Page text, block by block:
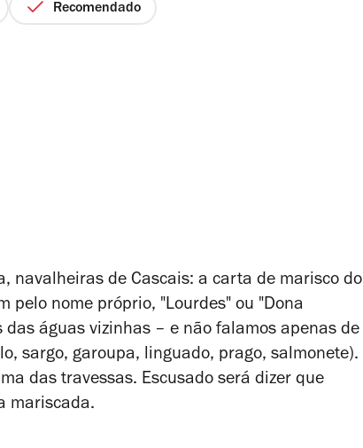
Recomendado
navalheiras de Cascais: a carta de marisco do
pelo nome próprio, "Lourdes" ou "Dona
das águas vizinhas – e não falamos apenas de
sargo, garoupa, linguado, prago, salmonete).
das travessas. Escusado será dizer que
mariscada.